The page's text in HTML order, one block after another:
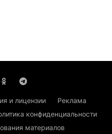
и лицензии
Реклама
конфиденциальности
материалов